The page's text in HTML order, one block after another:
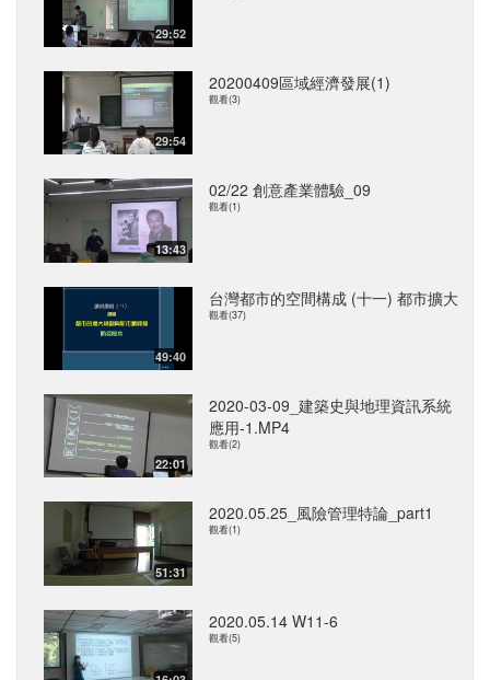
29:52
29:54
20200409區域經濟發展(1)
觀看(3)
13:43
02/22 創意產業體驗_09
觀看(1)
49:40
台灣都市的空間構成 (十一) 都市擴大
觀看(37)
22:01
2020-03-09_建築史與地理資訊系統
應用-1.MP4
觀看(2)
51:31
2020.05.25_風險管理特論_part1
觀看(1)
2020.05.14 W11-6
觀看(5)